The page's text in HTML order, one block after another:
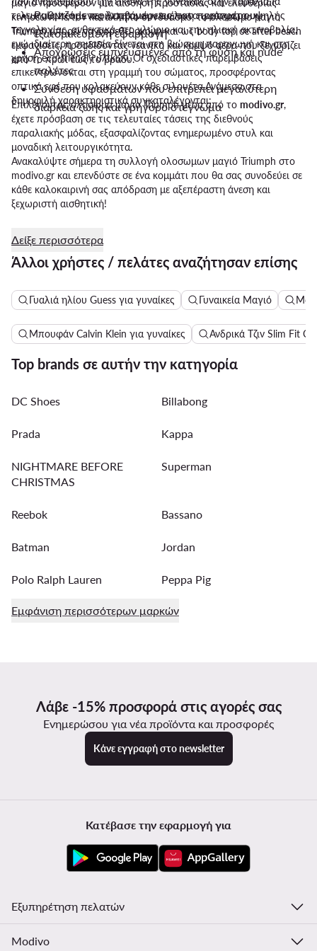
κινήσεων.Με τον κατάλληλο συνδυασμό, το ολοσωμο μαγιο
Triumph μπορεί να φορεθεί ακόμη και ως body top σε after beach
εμφανίσεις, προσδίδοντας νεανικό και κομψό αέρα που ξεχωρίζει
από το πρωί έως το βράδυ.
τελευταία trends περιλαμβάνουν ευέλικτα υφάσματα υψηλής
τεχνολογίας, ανθεκτικά στο χλώριο και την ηλιακή ακτινοβολία,
ενώ ιδιαίτερη σημασία δίνεται στη βιώσιμη παραγωγή και στη
χρήση eco-friendly υλικών. Οι σχεδιαστικές παρεμβάσεις
επικεντρώνονται στη γραμμή του σώματος, προσφέροντας
οπτικά εφέ που κολακεύουν κάθε σιλουέτα.Ανάμεσα στα
δημοφιλή χαρακτηριστικά συγκαταλέγονται:
Ρυθμιζόμενες λεπτομέρειες που προσφέρουν
εξατομικευμένη εφαρμογή
Αποχρώσεις εμπνευσμένες από τη φύση και nude
παλέτες
Σύνθεση υφασμάτων που επιτρέπει μεγαλύτερη
διάρκεια ζωής και γρήγορο στέγνωμα
Επιλέγοντας ολοσωμα μαγιο Triumph μέσα από το modivo.gr,
έχετε πρόσβαση σε τις τελευταίες τάσεις της διεθνούς
παραλιακής μόδας, εξασφαλίζοντας ενημερωμένο στυλ και
μοναδική λειτουργικότητα.
Ανακαλύψτε σήμερα τη συλλογή ολοσωμων μαγιό Triumph στο
modivo.gr και επενδύστε σε ένα κομμάτι που θα σας συνοδεύει σε
κάθε καλοκαιρινή σας απόδραση με αξεπέραστη άνεση και
ξεχωριστή αισθητική!
Δείξε περισσότερα
Άλλοι χρήστες / πελάτες αναζήτησαν επίσης
Γυαλιά ηλίου Guess για γυναίκες Γυναικεία Μαγιό
Μπουφάν Calvin Klein για γυναίκες Ανδρικά Τζιν Slim Fit
Top brands σε αυτήν την κατηγορία
DC Shoes Billabong
Prada Kappa
NIGHTMARE BEFORE
CHRISTMAS
Superman
Reebok Bassano
Batman Jordan
Polo Ralph Lauren Peppa Pig
Εμφάνιση περισσότερων μαρκών
Λάβε -15% προσφορά στις αγορές σας
Ενημερώσου για νέα προϊόντα και προσφορές
Κάνε εγγραφή στο newsletter
Κατέβασε την εφαρμογή για
Εξυπηρέτηση πελατών
Modivo